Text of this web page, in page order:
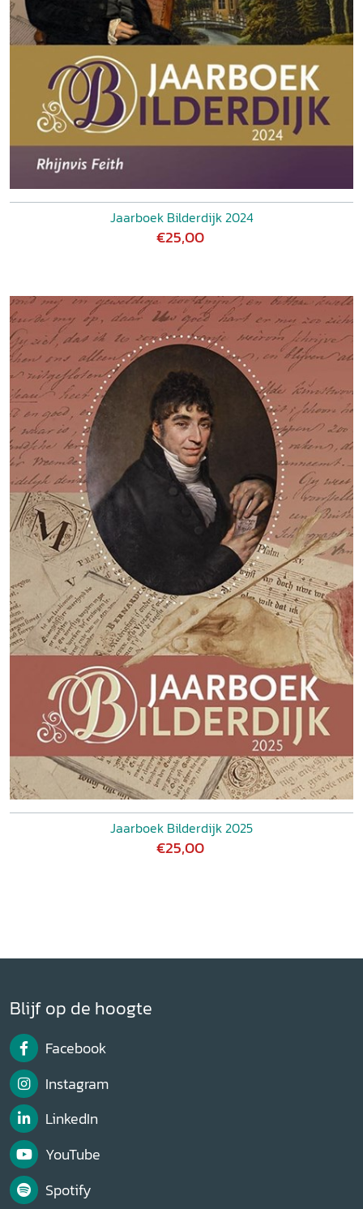
Jaarboek Bilderdijk 2024
€25,00
Jaarboek Bilderdijk 2025
€25,00
Blijf op de hoogte
Facebook
Instagram
LinkedIn
YouTube
Spotify